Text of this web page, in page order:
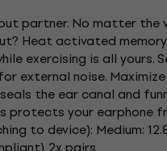
partner. No matter the
Heat activated
exercising is all
external noise.
the ear canal and
protects your earphone
to device): Medium: